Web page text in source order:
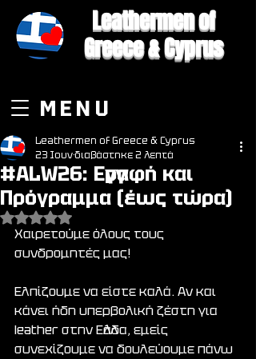
Leathermen of
Greece & Cyprus
MENU
#ALW26: Εγγραφή και
Πρόγραμμα (έως τώρα)
Leathermen of Greece & Cyprus
23 Ιουνδιαβάστηκε 2 λεπτά
Βαθμολογήθηκε με NaN από 5 αστέρια.
Χαιρετούμε όλους τους
συνδρομητές μας!
Ελπίζουμε να είστε καλά. Αν και
κάνει ήδη υπερβολική ζέστη για
leather στην Ελλάδα, εμείς
συνεχίζουμε να δουλεύουμε πάνω